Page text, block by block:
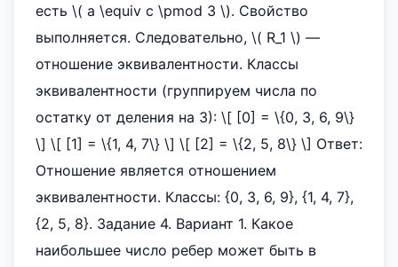
есть \( a \equiv c \pmod 3 \). Свойство
выполняется. Следовательно, \( R_1 \) —
отношение эквивалентности. Классы
эквивалентности (группируем числа по
остатку от деления на 3): \[ [0] = \{0, 3, 6, 9\}
\] \[ [1] = \{1, 4, 7\} \] \[ [2] = \{2, 5, 8\} \] Ответ:
Отношение является отношением
эквивалентности. Классы: {0, 3, 6, 9}, {1, 4, 7},
{2, 5, 8}. Задание 4. Вариант 1. Какое
наибольшее число ребер может быть в